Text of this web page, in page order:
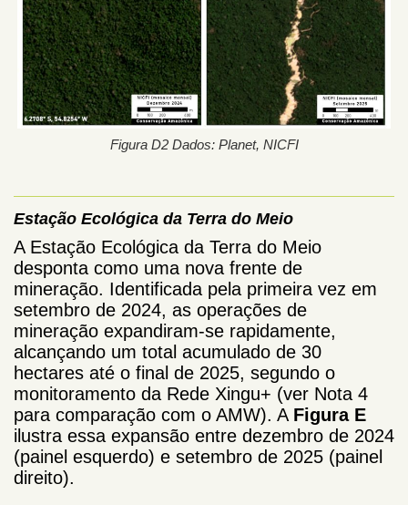
Figura D2 Dados: Planet, NICFI
Estação Ecológica da Terra do Meio
A Estação Ecológica da Terra do Meio
desponta como uma nova frente de
mineração. Identificada pela primeira vez em
setembro de 2024, as operações de
mineração expandiram-se rapidamente,
alcançando um total acumulado de 30
hectares até o final de 2025, segundo o
monitoramento da Rede Xingu+ (ver Nota 4
para comparação com o AMW). A Figura E
ilustra essa expansão entre dezembro de 2024
(painel esquerdo) e setembro de 2025 (painel
direito).